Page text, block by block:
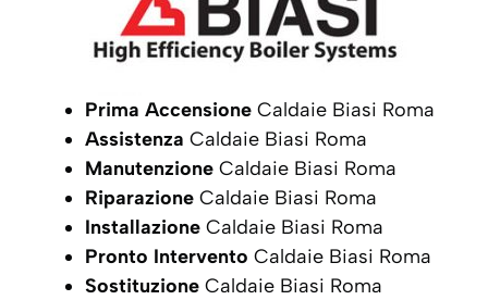
Prima Accensione Caldaie Biasi Roma
Assistenza Caldaie Biasi Roma
Manutenzione Caldaie Biasi Roma
Riparazione Caldaie Biasi Roma
Installazione Caldaie Biasi Roma
Pronto Intervento Caldaie Biasi Roma
Sostituzione Caldaie Biasi Roma